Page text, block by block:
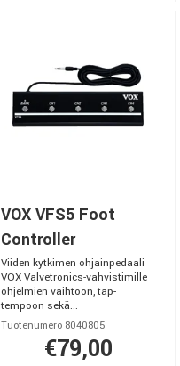
VOX VFS5 Foot
Controller
Viiden kytkimen ohjainpedaali
VOX Valvetronics-vahvistimille
ohjelmien vaihtoon, tap-
tempoon sekä...
Tuotenumero 8040805
€79,00